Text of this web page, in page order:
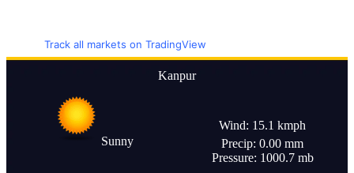
Track all markets on TradingView
Kanpur
Sunny
Wind: 15.1 kmph
Precip: 0.00 mm
Pressure: 1000.7 mb